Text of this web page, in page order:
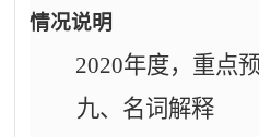
情况说明
2020年度，重点
九、名词解释